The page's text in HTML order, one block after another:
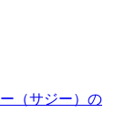
（サジー）の